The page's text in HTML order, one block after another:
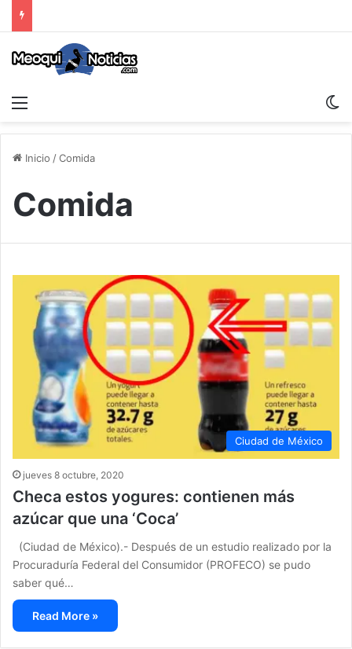
Inicio /Comida
Comida
Ciudad de México
jueves 8 octubre, 2020
Checa estos yogures: contienen más
azúcar que una ‘Coca’
(Ciudad de México).- Después de un estudio realizado por la
Procuraduría Federal del Consumidor (PROFECO) se pudo
saber qué…
Read More »